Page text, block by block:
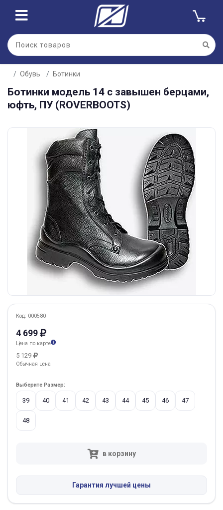
Обувь Ботинки
Ботинки модель 14 с завышен берцами,
юфть, ПУ (ROVERBOOTS)
Код: 000580
4 699
Цена по карте
5 129
Обычная цена
Выберите Размер:
39 40 41 42 43 44 45 46 47
48
в корзину
Гарантия лучшей цены